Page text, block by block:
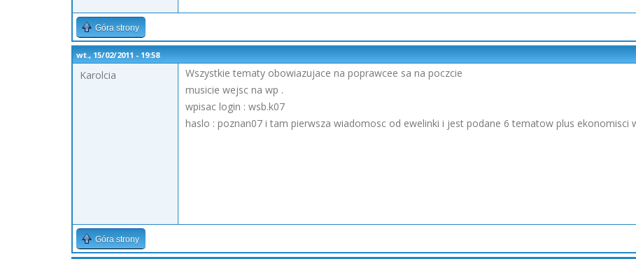
Góra strony
wt., 15/02/2011 - 19:58
Karolcia
Wszystkie tematy obowiazujace na poprawcee sa na poczcie
musicie wejsc na wp .
wpisac login : wsb.k07
haslo : poznan07 i tam pierwsza wiadomosc od ewelinki i jest podane 6 tematow plus ekonomisci
Góra strony